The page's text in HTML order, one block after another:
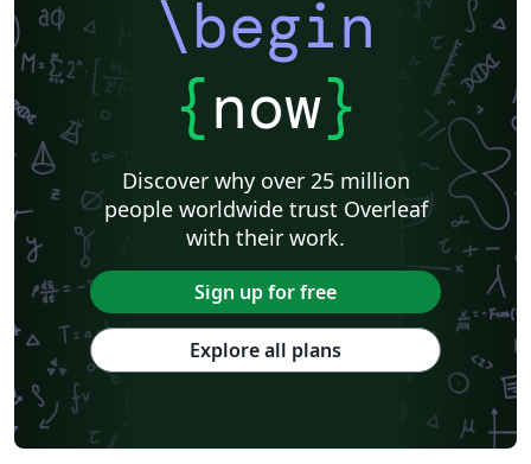
\begin
{now}
Discover why over 25 million
people worldwide trust Overleaf
with their work.
Sign up for free
Explore all plans